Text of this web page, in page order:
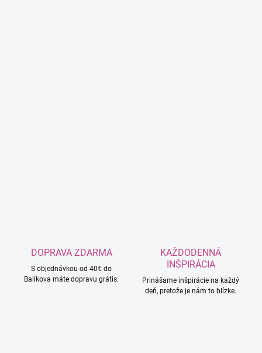
DOPRAVA ZDARMA
S objednávkou od 40€ do
Balíkova máte dopravu grátis.
KAŽDODENNÁ
INŠPIRÁCIA
Prinášame inšpirácie na každý
deň, pretože je nám to blízke.